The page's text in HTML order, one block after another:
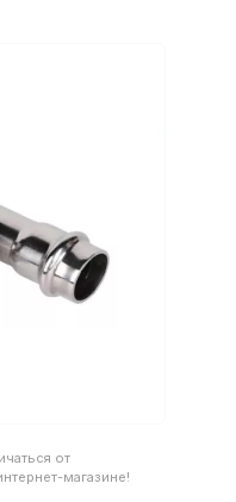
от
магазине!